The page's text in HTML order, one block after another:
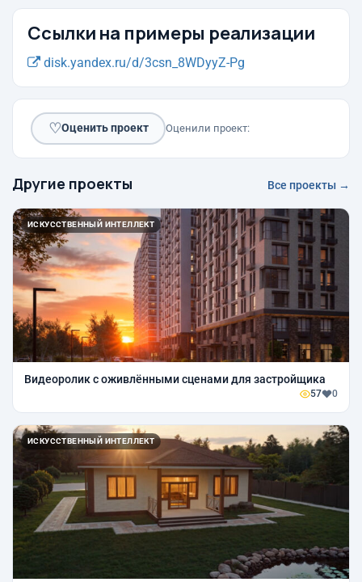
Ссылки на примеры реализации
disk.yandex.ru/d/3csn_8WDyyZ-Pg
♡Оценить проект Оценили проект:
Другие проекты Все проекты →
ИСКУССТВЕННЫЙ ИНТЕЛЛЕКТ
Видеоролик с оживлёнными сценами для застройщика
57 0
ИСКУССТВЕННЫЙ ИНТЕЛЛЕКТ